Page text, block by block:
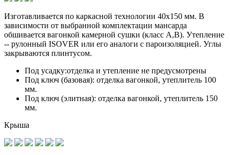
Изготавливается по каркасной технологии 40х150 мм. В
зависимости от выбранной комплектации мансарда
обшивается вагонкой камерной сушки (класс А,В). Утепление
-- рулонный ISOVER или его аналоги с пароизоляцией. Углы
закрываются плинтусом.
Под усадку:отделка и утепление не предусмотрены
Под ключ (базовая): отделка вагонкой, утеплитель 100
мм.
Под ключ (элитная): отделка вагонкой, утеплитель 150
мм.
Крыша